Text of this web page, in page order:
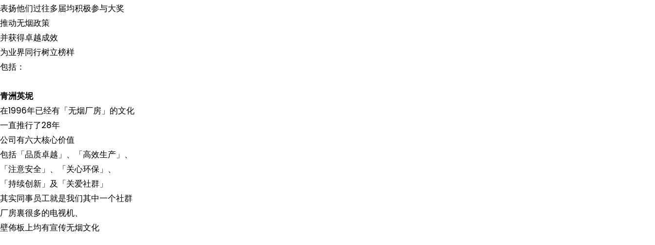
表扬他们过往多届均积极参与大奖
推动无烟政策
并获得卓越成效
为业界同行树立榜样
包括：
青洲英坭
在1996年已经有「无烟厂房」的文化
一直推行了28年
公司有六大核心价值
包括「品质卓越」、「高效生产」、
「注意安全」、「关心环保」、
「持续创新」及「关爱社群」
其实同事员工就是我们其中一个社群
厂房裏很多的电视机、
壁佈板上均有宣传无烟文化